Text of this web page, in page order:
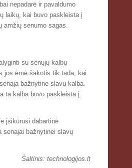
nepadarė ir pavaldumo
laikų, kai buvo paskleista į
amžių senumo sagas.
su senųjų kalbų
jos ėmė šakotis tik tada, kai
bažnytine slavų kalba.
ta kalba buvo paskleista į
įsikūrusi dabartinė
senajai bažnytinei slavų
Šaltinis: technologijos.lt